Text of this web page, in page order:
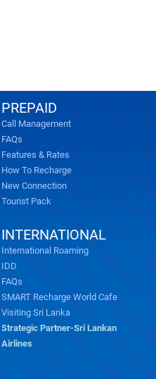
PREPAID
Call Management
FAQs
Features & Rates
How To Recharge
New Connection
Tourist Pack
INTERNATIONAL
International Roaming
IDD
FAQs
SMART Recharge World Cafe
Visiting Sri Lanka
Strategic Partner-Sri Lankan
Airlines